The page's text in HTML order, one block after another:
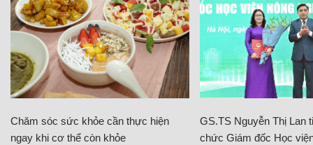
Chăm sóc sức khỏe cần thực hiện
ngay khi cơ thể còn khỏe
GS.TS Nguyễn Thị Lan
chức Giám đốc Học